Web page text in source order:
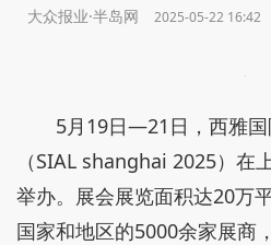
大众报业·半岛网 2025-05-22 16:42
5月19日—21日，西雅
（SIAL shanghai 2025）在
举办。展会展览面积达20万
国家和地区的5000余家展商